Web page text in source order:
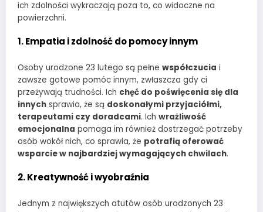
ich zdolności wykraczają poza to, co widoczne na
powierzchni.
1. Empatia i zdolność do pomocy innym
Osoby urodzone 23 lutego są pełne współczucia i
zawsze gotowe pomóc innym, zwłaszcza gdy ci
przeżywają trudności. Ich chęć do poświęcenia się dla
innych sprawia, że są doskonałymi przyjaciółmi,
terapeutami czy doradcami. Ich wrażliwość
emocjonalna pomaga im również dostrzegać potrzeby
osób wokół nich, co sprawia, że potrafią oferować
wsparcie w najbardziej wymagających chwilach.
2. Kreatywność i wyobraźnia
Jednym z największych atutów osób urodzonych 23